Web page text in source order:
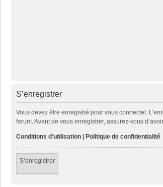
S’enregistrer
Vous devez être enregistré pour vous connecter.
forum. Avant de vous enregistrer, assurez-vous
Conditions d’utilisation | Politique de confidentialité
S’enregistrer